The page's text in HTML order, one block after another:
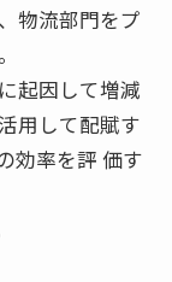
物流部門をプ
起因して増減
用して配賦す
効率を評 価す